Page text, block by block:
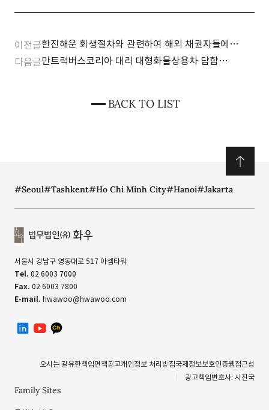
이전글한진해운 회생절차와 관련하여 해외 채권자들에
대한 자문 제공
BACK TO LIST
다음글만트럭버스코리아 대리 대형화물상용차 담합
#Seoul#Tashkent#Ho Chi Minh City#Hanoi#Jakarta
서울시 강남구 영동대로 517 아셈타워
Tel. 02 6003 7000
Fax. 02 6003 7800
E-mail. hwawoo@hwawoo.com
Family Sites
오시는 길 유한책임면책공고개인정보 처리방침국제정보보호인증웹접근성
광고책임변호사: 시진국